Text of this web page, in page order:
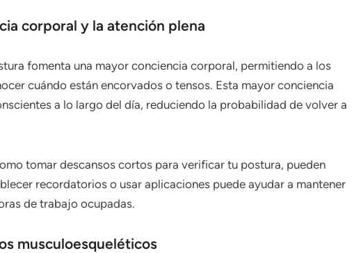
corporal y la atención plena
fomenta una mayor conciencia corporal, permitiendo a los
cuándo están encorvados o tensos. Esta mayor conciencia
a lo largo del día, reduciendo la probabilidad de volver a
tomar descansos cortos para verificar tu postura, pueden
recordatorios o usar aplicaciones puede ayudar a mantener
de trabajo ocupadas.
musculoesqueléticos